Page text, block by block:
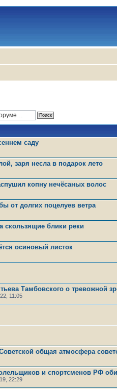
саду
заря несла в подарок лето
копну нечёсаных волос
от долгих поцелуев ветра
скользящие блики реки
осиновый листок
Тамбовского о тревожной
11:05
общая атмосфера
и спортсменов РФ
22:29